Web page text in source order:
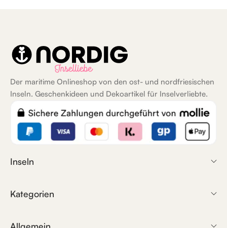
Der maritime Onlineshop von den ost- und nordfriesischen
Inseln. Geschenkideen und Dekoartikel für Inselverliebte.
Inseln
Kategorien